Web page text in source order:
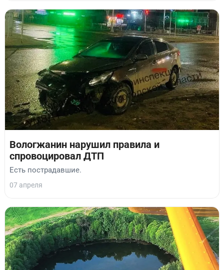
Вологжанин нарушил правила и
спровоцировал ДТП
Есть пострадавшие.
07 апреля